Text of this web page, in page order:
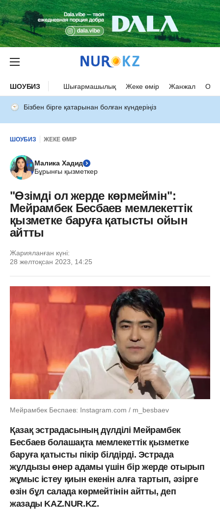
ШОУБИЗ Шығармашылық Жеке өмір Жанжал
Бізбен бірге қатарынан болған күндеріңіз
ШОУБИЗ ЖЕКЕ ӨМІР
Малика Хадид
Бұрынғы қызметкер
"Өзімді ол жерде көрмеймін":
Мейрамбек Бесбаев мемлекеттік
қызметке баруға қатысты ойын
айтты
Жарияланған күні:
28 желтоқсан 2023, 14:25
Мейрамбек Беспаев: Instagram.com / m_besbaev
Қазақ эстрадасының дүлділі Мейрамбек
Бесбаев болашақта мемлекеттік қызметке
баруға қатысты пікір білдірді. Эстрада
жұлдызы өнер адамы үшін бір жерде отырып
жұмыс істеу қиын екенін алға тартып, әзірге
өзін бұл салада көрмейтінін айтты, деп
жазады KAZ.NUR.KZ.